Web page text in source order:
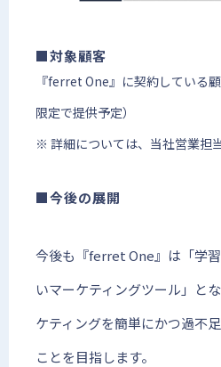
■対象顧客
『ferret One』に契約している
限定で提供予定）
※ 詳細については、当社営業担
■今後の展開
今後も『ferret One』は「学
いマーケティングツール」と
ケティングを簡単にかつ過不
ことを目指します。